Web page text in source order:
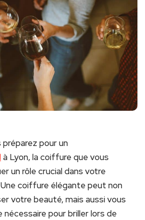
pour un
à Lyon, la coiffure que vous
un rôle crucial dans votre
coiffure élégante peut non
votre beauté, mais aussi vous
nécessaire pour briller lors de